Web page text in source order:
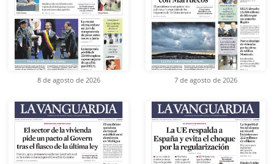
8 de agosto de 2026 7 de agosto de 2026